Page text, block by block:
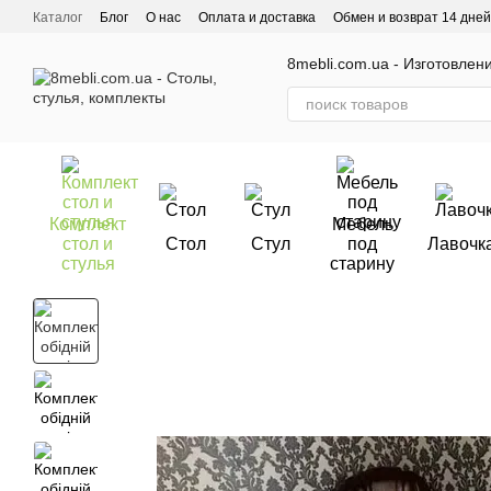
Перейти к основному контенту
Каталог Блог О нас Оплата и доставка
Обмен и возврат 14 дней
8mebli.com.ua -
Комплект
стол и
стулья
Стол Стул
Мебель
под
старину